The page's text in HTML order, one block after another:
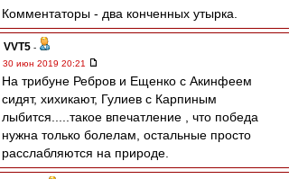
Комментаторы - два конченных утырка.
VVT5 -
30 июн 2019 20:21
На трибуне Ребров и Ещенко с Акинфеем
сидят, хихикают, Гулиев с Карпиным
лыбится.....такое впечатление , что победа
нужна только болелам, остальные просто
расслабляются на природе.